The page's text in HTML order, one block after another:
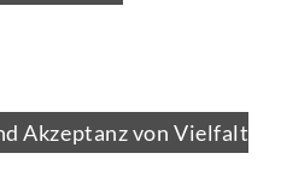
Akzeptanz von Vielfalt